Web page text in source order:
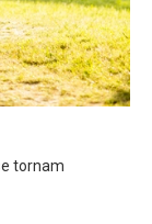
tornam